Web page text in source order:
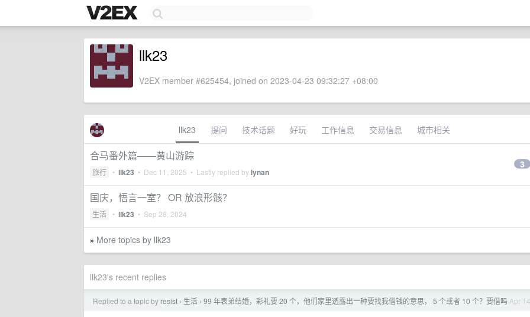
llk23
V2EX member #625454, joined on 2023-04-23 09:32:27 +08:00
llk23 提问 技术话题 好玩 工作信息 交易信息 城市相关
合马番外篇——黄山游踪
旅行 • llk23 • Dec 11, 2025 • Lastly replied bylynan
3
国庆，悟言一室？ OR 放浪形骸？
生活 • llk23 • Sep 28, 2024
» More topics by llk23
llk23's recent replies
Apr 14
Replied to a topic by resist › 生活 › 99 年表弟结婚，彩礼要 20 个，他们家里透露出一种要找我借钱的意思， 5 个或者 10 个？要借吗